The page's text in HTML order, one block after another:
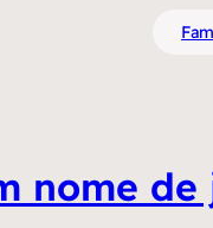
nome